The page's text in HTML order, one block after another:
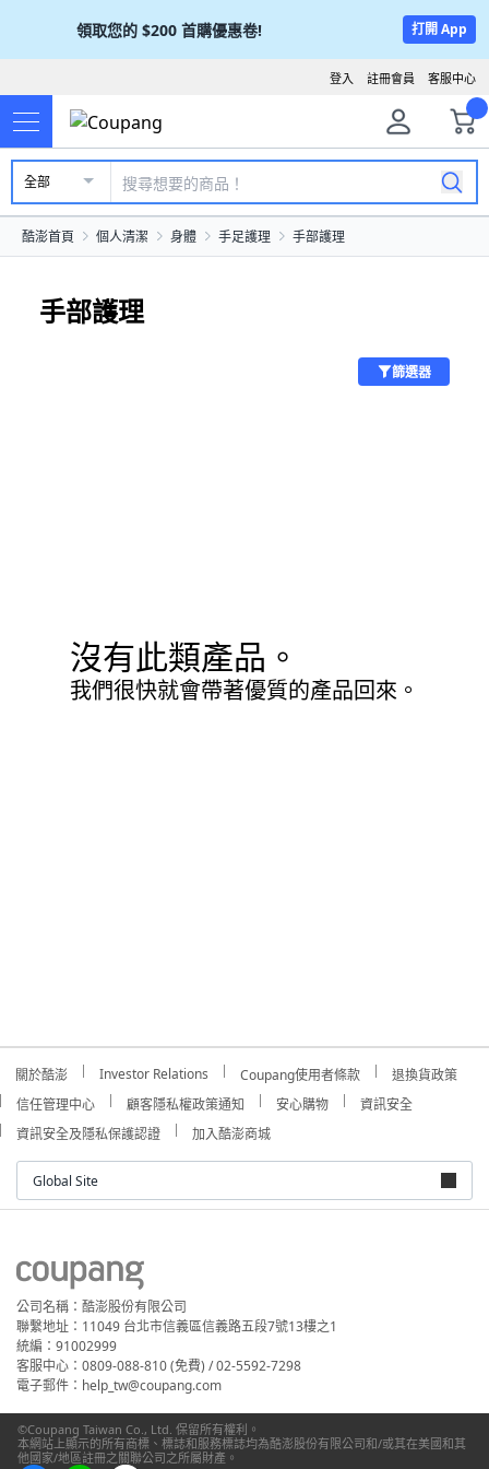
領取您的 $200 首購優惠卷! 打開 App
客服中心
註冊會員
登入
全部
酷澎首頁 個人清潔 身體 手足護理 手部護理
手部護理
篩選器
沒有此類產品。
我們很快就會帶著優質的產品回來。
關於酷澎 Investor Relations Coupang使用者條款
退換貨政策
信任管理中心
顧客隱私權政策通知 安心購物
資訊安全
資訊安全及隱私保護認證
加入酷澎商城
Global Site
公司名稱：酷澎股份有限公司
聯繫地址：11049 台北市信義區信義路五段7號13樓之1
統編：91002999
客服中心：0809-088-810 (免費) / 02-5592-7298
電子郵件：help_tw@coupang.com
©Coupang Taiwan Co., Ltd. 保留所有權利。
本網站上顯示的所有商標、標誌和服務標誌均為酷澎股份有限公司和/或其在美國和其
他國家/地區註冊之關聯公司之所屬財產。